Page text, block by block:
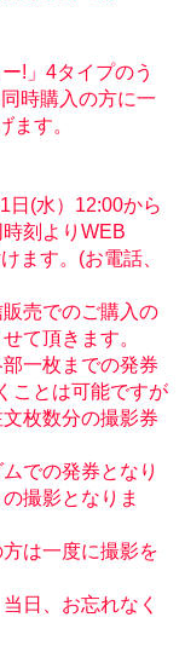
!」4タイプのう
時購入の方に一
ます。
日(水）12:00から
刻よりWEB
ます。(お電話、
売でのご購入の
て頂きます。
一枚までの発券
ことは可能ですが
枚数分の撮影券
での発券となり
撮影となりま
は一度に撮影を
日、お忘れなく